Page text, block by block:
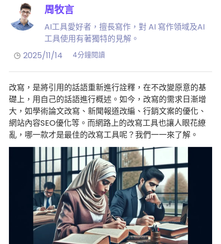
周牧言
AI工具愛好者，擅長寫作，對 AI 寫作領域及AI
工具使用有著獨特的見解。
2025/11/14
4分鐘閱讀
改寫，是將引用的話語重新進行詮釋，在不改變原意的基
礎上，用自己的話語進行概述。如今，改寫的需求日漸增
大，如學術論文改寫、新聞報道改編、行銷文案的優化、
網站內容SEO優化等。而網路上的改寫工具也讓人眼花繚
亂，哪一款才是最佳的改寫工具呢？我們一一來了解。